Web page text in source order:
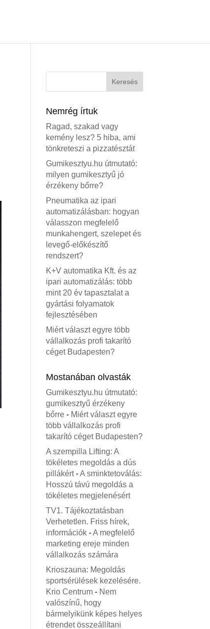
Nemrég írtuk
Ragad, szakad vagy
kemény lesz? 5 hiba, ami
tönkreteszi a pizzatésztát
Gumikesztyu.hu útmutató:
milyen gumikesztyű jó
érzékeny bőrre?
Pneumatika az ipari
automatizálásban: hogyan
válasszon megfelelő
munkahengert, szelepet és
levegő-előkészítő
rendszert?
K+V automatika Kft. és az
ipari automatizálás: több
mint 20 év tapasztalat a
gyártási folyamatok
fejlesztésében
Miért választ egyre több
vállalkozás profi takarító
céget Budapesten?
Mostanában olvasták
Gumikesztyu.hu útmutató:
gumikesztyű érzékeny
bőrre - Miért választ egyre
több vállalkozás profi
takarító céget Budapesten?
A szempilla Lifting: A
tökéletes megoldás a dús
pillákért-A sminktetoválás:
Hosszú távú megoldás a
tökéletes megjelenésért
TV1. Tájékoztatásban
Verhetetlen. Friss hírek,
információk -A megfelelő
marketing ereje minden
vállalkozás számára
Krioszauna: Megoldás
sportsérülések kezelésére.
Krio Centrum - Nem
valószínű, hogy
bármelyikünk képes helyes
étrendet összeállítani